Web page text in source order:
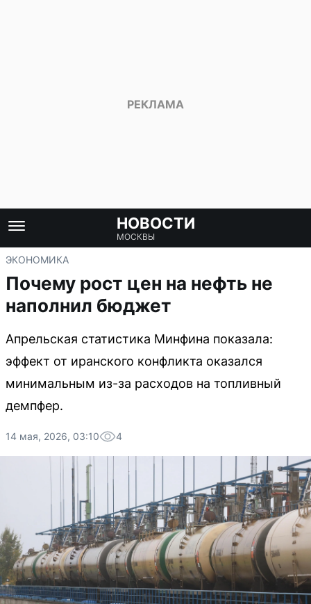
НОВОСТИ
МОСКВЫ
ЭКОНОМИКА
Почему рост цен на нефть не
наполнил бюджет
Апрельская статистика Минфина показала:
эффект от иранского конфликта оказался
минимальным из-за расходов на топливный
демпфер.
14 мая, 2026, 03:10 4